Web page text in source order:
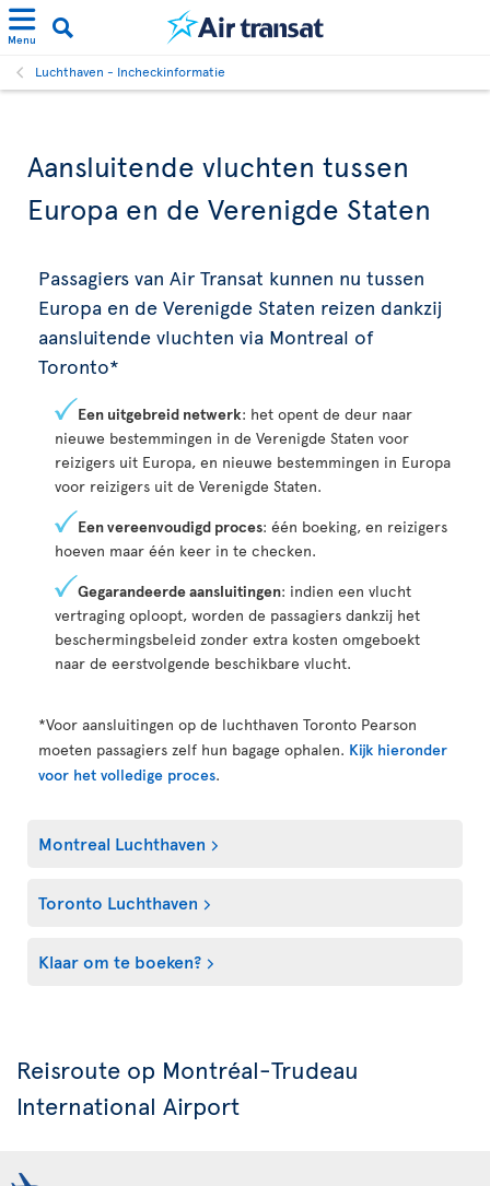
Menu
Luchthaven - Incheckinformatie
Aansluitende vluchten tussen
Europa en de Verenigde Staten
Passagiers van Air Transat kunnen nu tussen
Europa en de Verenigde Staten reizen dankzij
aansluitende vluchten via Montreal of
Toronto*
Een uitgebreid netwerk: het opent de deur naar
nieuwe bestemmingen in de Verenigde Staten voor
reizigers uit Europa, en nieuwe bestemmingen in Europa
voor reizigers uit de Verenigde Staten.
Een vereenvoudigd proces: één boeking, en reizigers
hoeven maar één keer in te checken.
Gegarandeerde aansluitingen: indien een vlucht
vertraging oploopt, worden de passagiers dankzij het
beschermingsbeleid zonder extra kosten omgeboekt
naar de eerstvolgende beschikbare vlucht.
*Voor aansluitingen op de luchthaven Toronto Pearson
moeten passagiers zelf hun bagage ophalen. Kijk hieronder
voor het volledige proces.
Montreal Luchthaven
Toronto Luchthaven
Klaar om te boeken?
Reisroute op Montréal-Trudeau
International Airport